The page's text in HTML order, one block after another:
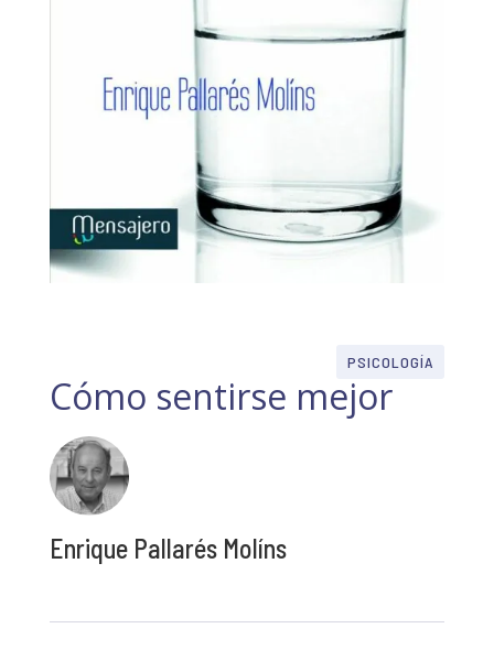
PSICOLOGÍA
Cómo sentirse mejor
Enrique Pallarés Molíns